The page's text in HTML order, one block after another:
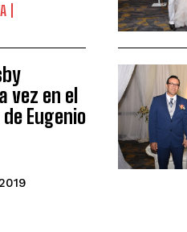
vez en el
Eugenio